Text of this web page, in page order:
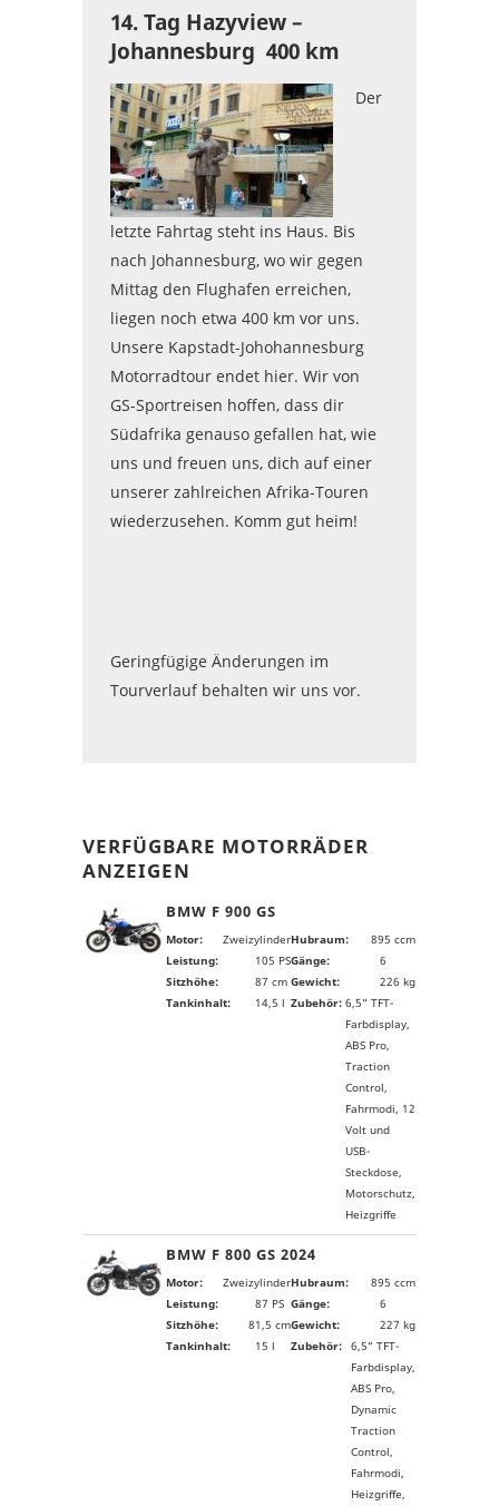
14. Tag Hazyview –
Johannesburg 400 km
Der
letzte Fahrtag steht ins Haus. Bis
nach Johannesburg, wo wir gegen
Mittag den Flughafen erreichen,
liegen noch etwa 400 km vor uns.
Unsere Kapstadt-Johohannesburg
Motorradtour endet hier. Wir von
GS-Sportreisen hoffen, dass dir
Südafrika genauso gefallen hat, wie
uns und freuen uns, dich auf einer
unserer zahlreichen Afrika-Touren
wiederzusehen. Komm gut heim!
Geringfügige Änderungen im
Tourverlauf behalten wir uns vor.
VERFÜGBARE MOTORRÄDER
ANZEIGEN
BMW F 900 GS
Motor: ZweizylinderHubraum:
895 ccm
Leistung:
105 PSGänge:
6
Sitzhöhe:
87 cm Gewicht:
226 kg
Tankinhalt:
14,5 l Zubehör: 6,5“ TFT-
Farbdisplay,
ABS Pro,
Traction
Control,
Fahrmodi, 12
Volt und
USB-
Steckdose,
Motorschutz,
Heizgriffe
BMW F 800 GS 2024
Motor: ZweizylinderHubraum:
895 ccm
Leistung:
87 PS Gänge:
6
Sitzhöhe:
81,5 cmGewicht:
227 kg
Tankinhalt:
15 l Zubehör: 6,5“ TFT-
Farbdisplay,
ABS Pro,
Dynamic
Traction
Control,
Fahrmodi,
Heizgriffe,